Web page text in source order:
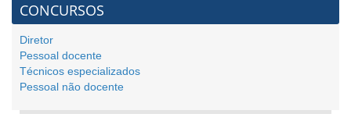
CONCURSOS
Diretor
Pessoal docente
Técnicos especializados
Pessoal não docente